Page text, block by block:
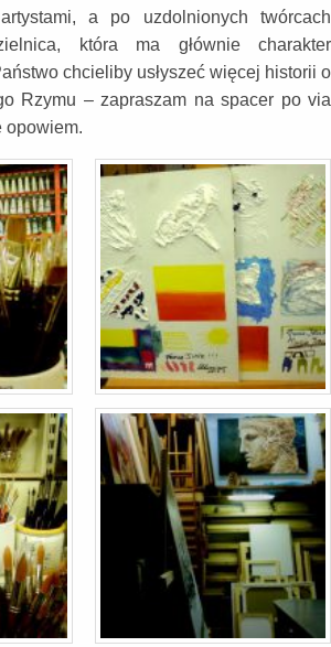
a po uzdolnionych twórcach
która ma głównie charakter
chcieliby usłyszeć więcej historii o
Rzymu – zapraszam na spacer po via
opowiem.